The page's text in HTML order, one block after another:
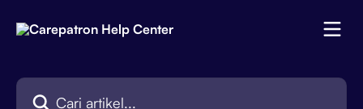
Cari artikel...